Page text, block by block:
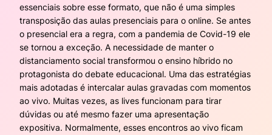
essenciais sobre esse formato, que não é uma simples
transposição das aulas presenciais para o online. Se antes
o presencial era a regra, com a pandemia de Covid-19 ele
se tornou a exceção. A necessidade de manter o
distanciamento social transformou o ensino híbrido no
protagonista do debate educacional. Uma das estratégias
mais adotadas é intercalar aulas gravadas com momentos
ao vivo. Muitas vezes, as lives funcionam para tirar
dúvidas ou até mesmo fazer uma apresentação
expositiva. Normalmente, esses encontros ao vivo ficam